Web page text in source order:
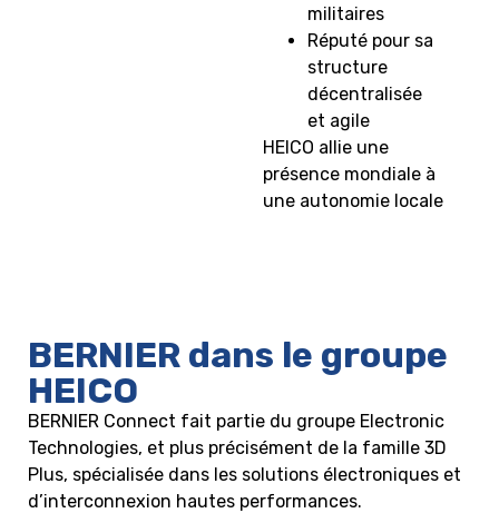
militaires
Réputé pour sa
structure
décentralisée
et agile
HEICO allie une
présence mondiale à
une autonomie locale
BERNIER dans le groupe
HEICO
BERNIER Connect fait partie du groupe Electronic
Technologies, et plus précisément de la famille 3D
Plus, spécialisée dans les solutions électroniques et
d’interconnexion hautes performances.